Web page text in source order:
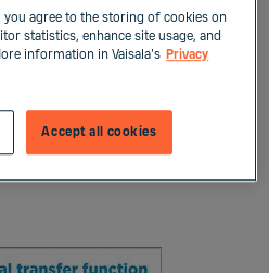
you agree to the storing of cookies on
statistics, enhance site usage, and
information in Vaisala's Privacy
Accept all cookies